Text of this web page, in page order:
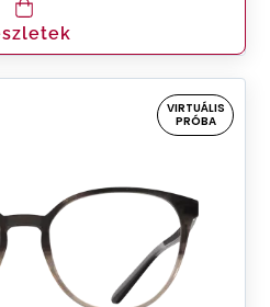
VIRTUÁLIS
PRÓBA